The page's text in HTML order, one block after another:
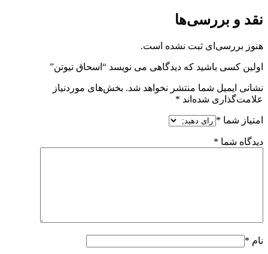
نقد و بررسی‌ها
هنوز بررسی‌ای ثبت نشده است.
اولین کسی باشید که دیدگاهی می نویسد “اسحاق تیوتن”
نشانی ایمیل شما منتشر نخواهد شد. بخش‌های موردنیاز
علامت‌گذاری شده‌اند *
امتیاز شما *
دیدگاه شما *
نام *